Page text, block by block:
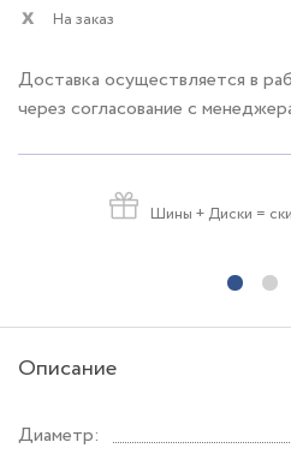
На заказ
Доставка осуществляется в
через согласование с
Шины + Диски =
Описание
Диаметр: